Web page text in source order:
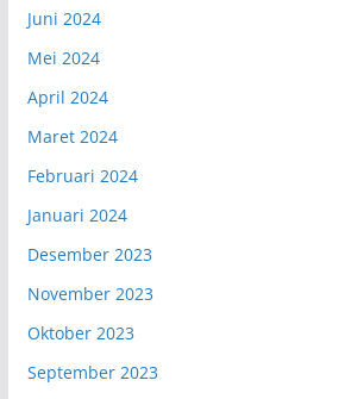
Juni 2024
Mei 2024
April 2024
Maret 2024
Februari 2024
Januari 2024
Desember 2023
November 2023
Oktober 2023
September 2023